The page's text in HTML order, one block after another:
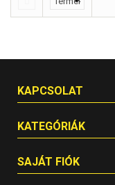
KAPCSOLAT
KATEGÓRIÁK
SAJÁT FIÓK